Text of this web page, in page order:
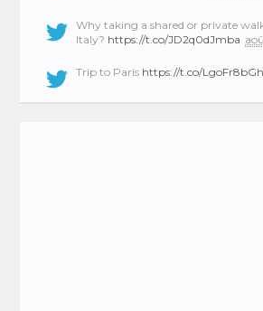
Why taking a shared or private
Italy? https://t.co/JD2q0dJmba
Trip to Paris https://t.co/